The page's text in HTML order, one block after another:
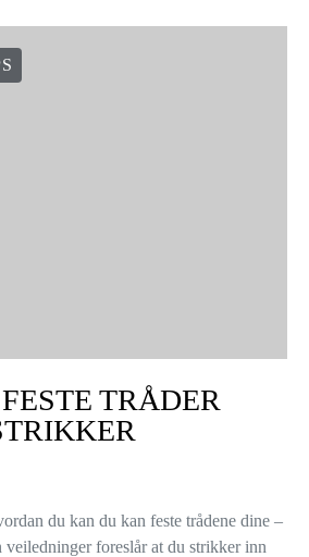
TRÅDER
du kan du kan feste trådene dine –
veiledninger foreslår at du strikker inn